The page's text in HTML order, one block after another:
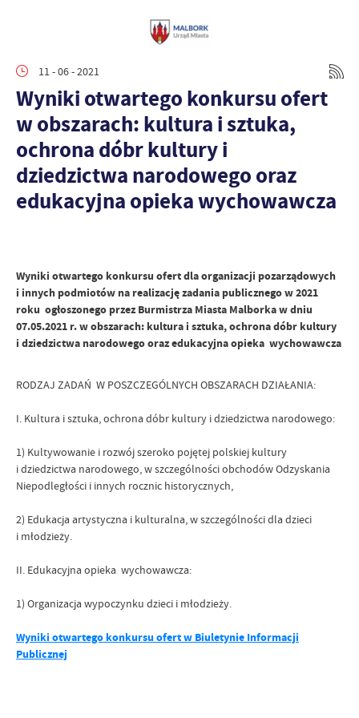
11 - 06 - 2021
Wyniki otwartego konkursu ofert
w obszarach: kultura i sztuka,
ochrona dóbr kultury i
dziedzictwa narodowego oraz
edukacyjna opieka wychowawcza
Wyniki otwartego konkursu ofert dla organizacji pozarządowych
i innych podmiotów na realizację zadania publicznego w 2021
roku ogłoszonego przez Burmistrza Miasta Malborka w dniu
07.05.2021 r. w obszarach: kultura i sztuka, ochrona dóbr kultury
i dziedzictwa narodowego oraz edukacyjna opieka wychowawcza
RODZAJ ZADAŃ W POSZCZEGÓLNYCH OBSZARACH DZIAŁANIA:
I. Kultura i sztuka, ochrona dóbr kultury i dziedzictwa narodowego:
1) Kultywowanie i rozwój szeroko pojętej polskiej kultury
i dziedzictwa narodowego, w szczególności obchodów Odzyskania
Niepodległości i innych rocznic historycznych,
2) Edukacja artystyczna i kulturalna, w szczególności dla dzieci
i młodzieży.
II. Edukacyjna opieka wychowawcza:
1) Organizacja wypoczynku dzieci i młodzieży.
Wyniki otwartego konkursu ofert w Biuletynie Informacji
Publicznej